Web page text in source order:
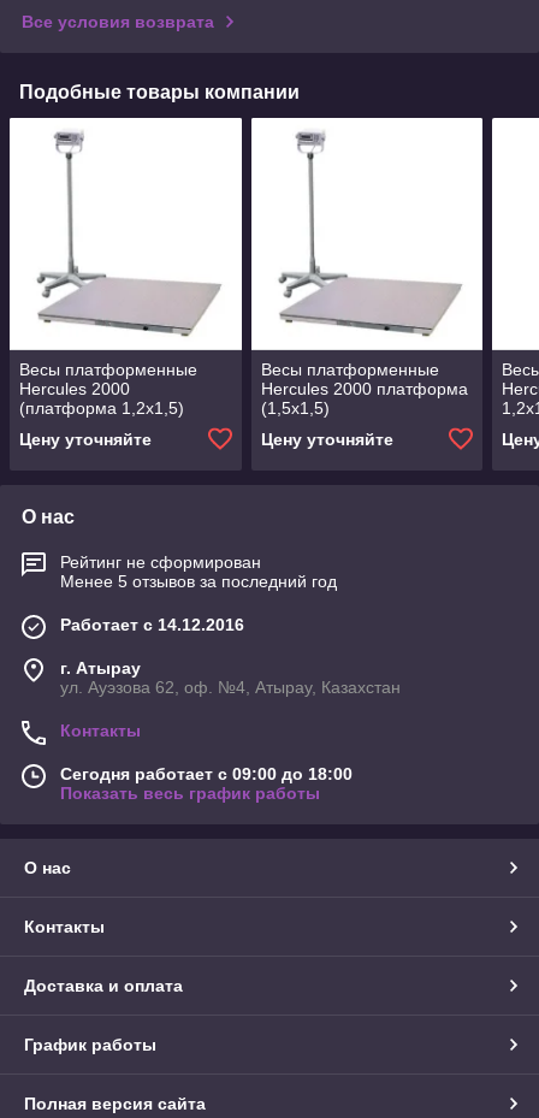
Все условия возврата
Подобные товары компании
Весы платформенные
Hercules 2000
(платформа 1,2х1,5)
Цену уточняйте
Весы платформенные
Hercules 2000 платформа
(1,5х1,5)
Цену уточняйте
О нас
Рейтинг не сформирован
Менее 5 отзывов за последний год
Работает с 14.12.2016
г. Атырау
ул. Ауэзова 62, оф. №4, Атырау, Казахстан
Контакты
Сегодня работает с 09:00 до 18:00
Показать весь график работы
О нас
Контакты
Доставка и оплата
График работы
Полная версия сайта